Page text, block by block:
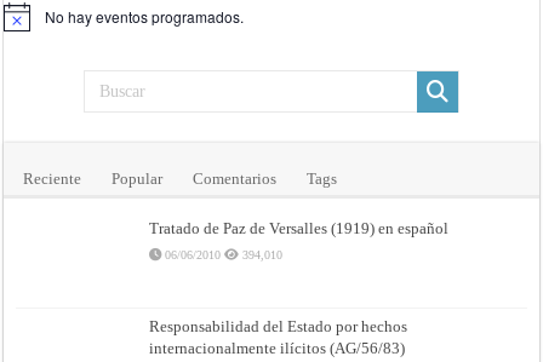
Aviso No hay eventos programados.
Reciente Popular Comentarios Tags
Tratado de Paz de Versalles (1919) en español
06/06/2010 394,010
Responsabilidad del Estado por hechos
internacionalmente ilícitos (AG/56/83)